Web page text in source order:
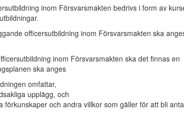
inom Försvarsmakten bedrivs i form av
officersutbildning inom Försvarsmakten ska
inom Försvarsmakten ska det finnas en
ska anges
omfattar,
upplägg, och
förkunskaper och andra villkor som gäller för att bli